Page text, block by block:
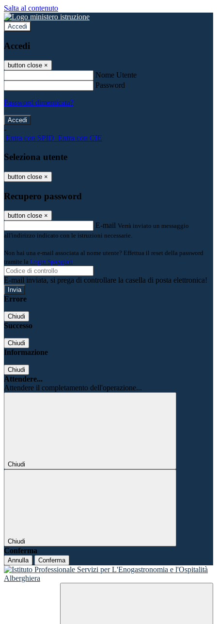
Salta al contenuto
Accedi
Accedi
button close ×
Nome Utente
Password
Password dimenticata?
-
Entra con SPID Entra con CIE
Seleziona utente
button close ×
Recupero password
button close ×
E-mail Verrà inviato un messaggio
all'indirizzo indicato con le istruzioni necessarie.
Non hai una e-mail associata al nome utente? Effettua il reset della password
tramite la Login Spaggiari
E-mail inviata, si prega di controllare la casella di posta elettronica!
Errore
Chiudi
Successo
Chiudi
Informazione
Chiudi
Attendere...
Attendere il completamento dell'operazione...
Chiudi
Chiudi
Conferma
Annulla Conferma